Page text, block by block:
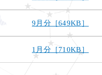
9月分［649KB］
1月分［710KB］